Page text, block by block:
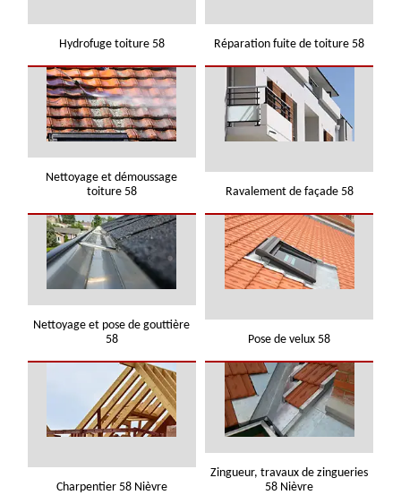
Hydrofuge toiture 58 Réparation fuite de toiture 58
Nettoyage et démoussage
toiture 58
Ravalement de façade 58
Nettoyage et pose de gouttière
58
Pose de velux 58
Charpentier 58 Nièvre
Zingueur, travaux de zingueries
58 Nièvre